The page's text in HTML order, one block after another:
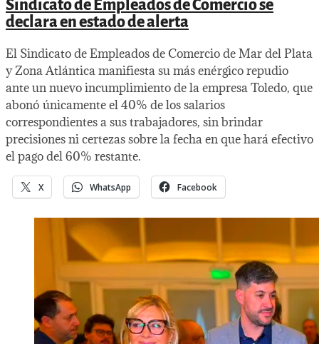
Sindicato de Empleados de Comercio se
declara en estado de alerta
El Sindicato de Empleados de Comercio de Mar del Plata
y Zona Atlántica manifiesta su más enérgico repudio
ante un nuevo incumplimiento de la empresa Toledo, que
abonó únicamente el 40% de los salarios
correspondientes a sus trabajadores, sin brindar
precisiones ni certezas sobre la fecha en que hará efectivo
el pago del 60% restante.
X WhatsApp Facebook